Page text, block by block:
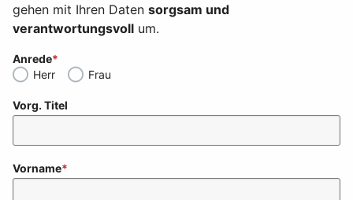
gehen mit Ihren Daten sorgsam und
verantwortungsvoll um.
Anrede
Herr
Frau
Vorg. Titel
Vorname